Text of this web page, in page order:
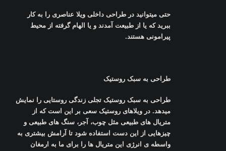
حتی میتوانید در طراحی داخلی ویلا عناصری را به کار
ببرید که یا از طبیعت آمدند و یا الهام گرفته از محیط
پیرامونی هستند.
طراحی به سبک روستیک
طراحی به سبک روستیک تجلی زندگی روستایی را نمایش
میدهد. در ویلاهای روستیک سعی بر این است که از
متریال های طبیعی مثل چوب، آجر، سنگ های طبیعی و
چیزهایی از این دست استفاده شود تا آرامش بیشتری به
واسطه ی انرژی این متریال ها را برای ما به ارمغان